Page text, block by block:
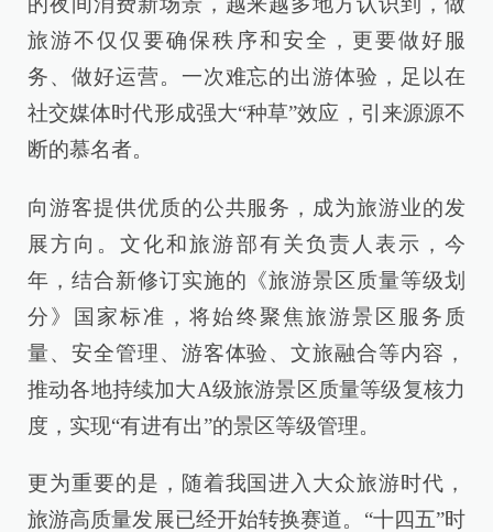
旅游不仅仅要确保秩序和安全，更要做好服
务、做好运营。一次难忘的出游体验，足以在
社交媒体时代形成强大“种草”效应，引来源源不
断的慕名者。
向游客提供优质的公共服务，成为旅游业的发
展方向。文化和旅游部有关负责人表示，今
年，结合新修订实施的《旅游景区质量等级划
分》国家标准，将始终聚焦旅游景区服务质
量、安全管理、游客体验、文旅融合等内容，
推动各地持续加大A级旅游景区质量等级复核力
度，实现“有进有出”的景区等级管理。
更为重要的是，随着我国进入大众旅游时代，
旅游高质量发展已经开始转换赛道。“十四五”时